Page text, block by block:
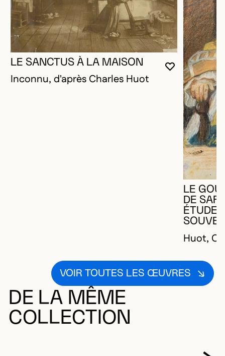
VOUS
FERMER
OUVRIR LA
LE SANCTUS À LA MAISON
Inconnu, d'après Charles Huot
LE
DE
ÉTUDE
Huot,
VOIR TOUTES LES ŒUVRES
DE LA MÊME
COLLECTION